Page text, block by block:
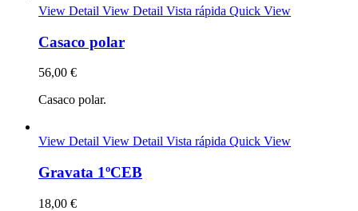
View Detail View Detail Vista rápida Quick View
Casaco polar
56,00 €
Casaco polar.
View Detail View Detail Vista rápida Quick View
Gravata 1ºCEB
18,00 €